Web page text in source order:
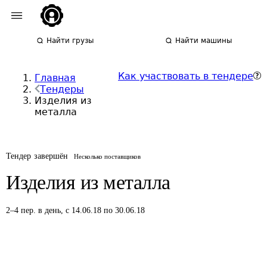
Найти грузы Найти машины
Главная
Тендеры
Изделия из
металла
Как участвовать в тендере
Тендер завершён Несколько поставщиков
Изделия из металла
2–4 пер. в день, с 14.06.18 по 30.06.18